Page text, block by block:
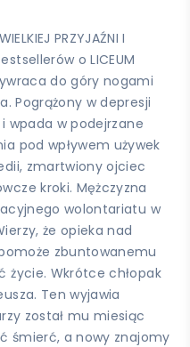
PRZYJAŹNI I
o LICEUM
do góry nogami
Pogrążony w depresji
wpada w podejrzane
pod wpływem używek
zmartwiony ojciec
kroki. Mężczyzna
wolontariatu w
że opieka nad
zbuntowanemu
życie. Wkrótce chłopak
Ten wyjawia
został mu miesiąc
śmierć, a nowy znajomy